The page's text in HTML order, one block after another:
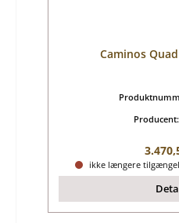
Caminos
Producent:
ikke længere